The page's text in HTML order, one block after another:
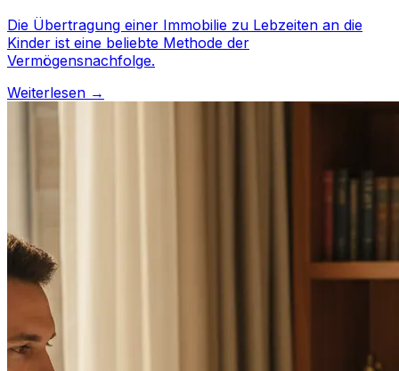
Die Übertragung einer Immobilie zu Lebzeiten an die
Kinder ist eine beliebte Methode der
Vermögensnachfolge.
Weiterlesen →